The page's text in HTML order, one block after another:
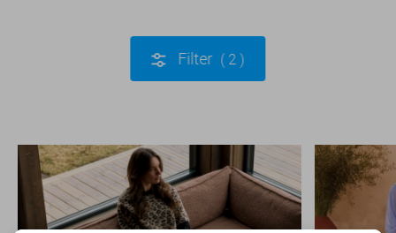
Filter 2